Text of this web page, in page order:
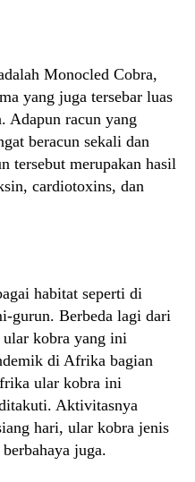
Monocled Cobra,
yang juga tersebar luas
Adapun racun yang
beracun sekali dan
tersebut merupakan hasil
cardiotoxins, dan
habitat seperti di
gurun. Berbeda lagi dari
kobra yang ini
di Afrika bagian
ular kobra ini
Aktivitasnya
hari, ular kobra jenis
juga.